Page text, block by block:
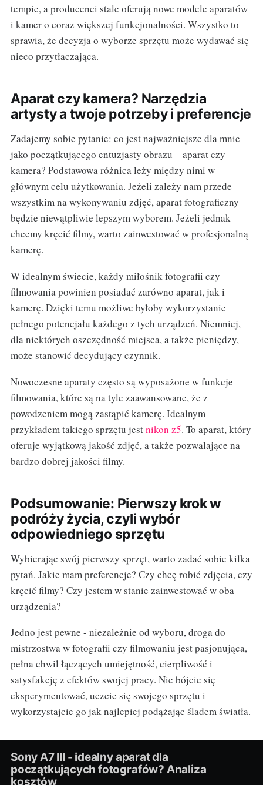
tempie, a producenci stale oferują nowe modele aparatów
i kamer o coraz większej funkcjonalności. Wszystko to
sprawia, że decyzja o wyborze sprzętu może wydawać się
nieco przytłaczająca.
Aparat czy kamera? Narzędzia
artysty a twoje potrzeby i preferencje
Zadajemy sobie pytanie: co jest najważniejsze dla mnie
jako początkującego entuzjasty obrazu – aparat czy
kamera? Podstawowa różnica leży między nimi w
głównym celu użytkowania. Jeżeli zależy nam przede
wszystkim na wykonywaniu zdjęć, aparat fotograficzny
będzie niewątpliwie lepszym wyborem. Jeżeli jednak
chcemy kręcić filmy, warto zainwestować w profesjonalną
kamerę.
W idealnym świecie, każdy miłośnik fotografii czy
filmowania powinien posiadać zarówno aparat, jak i
kamerę. Dzięki temu możliwe byłoby wykorzystanie
pełnego potencjału każdego z tych urządzeń. Niemniej,
dla niektórych oszczędność miejsca, a także pieniędzy,
może stanowić decydujący czynnik.
Nowoczesne aparaty często są wyposażone w funkcje
filmowania, które są na tyle zaawansowane, że z
powodzeniem mogą zastąpić kamerę. Idealnym
przykładem takiego sprzętu jestnikon z5. To aparat, który
oferuje wyjątkową jakość zdjęć, a także pozwalające na
bardzo dobrej jakości filmy.
Podsumowanie: Pierwszy krok w
podróży życia, czyli wybór
odpowiedniego sprzętu
Wybierając swój pierwszy sprzęt, warto zadać sobie kilka
pytań. Jakie mam preferencje? Czy chcę robić zdjęcia, czy
kręcić filmy? Czy jestem w stanie zainwestować w oba
urządzenia?
Jedno jest pewne - niezależnie od wyboru, droga do
mistrzostwa w fotografii czy filmowaniu jest pasjonująca,
pełna chwil łączących umiejętność, cierpliwość i
satysfakcję z efektów swojej pracy. Nie bójcie się
eksperymentować, uczcie się swojego sprzętu i
wykorzystajcie go jak najlepiej podążając śladem światła.
Sony A7 III - idealny aparat dla
początkujących fotografów? Analiza
kosztów